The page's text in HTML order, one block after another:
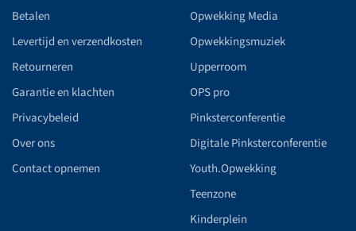
Betalen
Levertijd en verzendkosten
Retourneren
Garantie en klachten
Privacybeleid
Over ons
Contact opnemen
Opwekking Media
Opwekkingsmuziek
Upperroom
OPS pro
Pinksterconferentie
Digitale Pinksterconferentie
Youth.Opwekking
Teenzone
Kinderplein